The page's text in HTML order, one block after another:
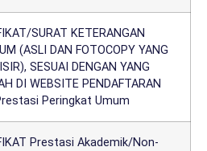
SURAT KETERANGAN
(ASLI DAN FOTOCOPY YANG
SESUAI DENGAN YANG
DI WEBSITE PENDAFTARAN
Peringkat Umum
Prestasi Akademik/Non-